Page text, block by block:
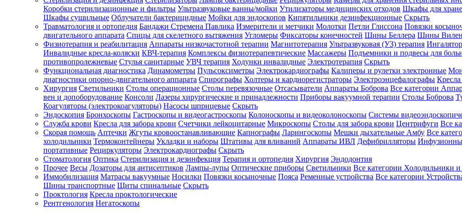
Зарегистрироваться
Зачем
регистрироваться?
Все
покупки
в
одном
месте
Личный
менеджер
Отслеживание
статуса
заказа
Коробки стерилизационные и фильтры Ультразвуковые ванны/мойки Утилизаторы медицинских отходов Шкафы для
Шкафы сушильные Облучатели бактерицидные Мойки для эндоскопов Кипятильники дезинфекционные Скрыть
Травматология и ортопедия Бандажи Стремена Павлика Измерители и метчики Молотки Петли Глиссона Повязки
двигательного аппарата Спицы для скелетного вытяжения Угломеры Фиксаторы конечностей Шины Беллера Шины
Физиотерапия и реабилитация Аппараты низкочастотной терапии Магнитотерапия Ультразвуковая (УЗ) терапия
Инвалидные кресла-коляски КВЧ-терапия Комплексы физиотерапевтические Массажеры Подъемники и подвесы для
противопролежневые Стулья санитарные УВЧ терапия Ходунки инвалидные Электротерапия Скрыть
Функциональная диагностика Динамометры Пульсоксиметры Электрокардиографы Калиперы и рулетки электронные
диагностики опорно-двигательного аппарата Спирографы Холтеры и кардиорегистраторы Электроэнцефалографы
Хирургия Светильники Столы операционные Столы перевязочные Отсасыватели Аппараты Боброва Все категории
вен и допоборудование Консоли Лазеры хирургические и принадлежности Приборы вакуумной терапии Столы Боброва
Коагуляторы (электрокоагуляторы) Насосы шприцевые Скрыть
Эндоскопия Бронхоскопы Гастроскопы и видеогастроскопы Колоноскопы и видеоколоноскопы Системы
Служба крови Кресла для забора крови Счетчики лейкоцитарные Микроскопы Столы для забора крови Центрифуги Все
Скорая помощь Аптечки Жгуты кровоостанавливающие Капнографы Ларингоскопы Мешки дыхательные Амбу Все
холодильники Термоконтейнеры Укладки и наборы Штативы для вливаний Аппараты ИВЛ Дефибрилляторы
портативные Рециркуляторы Электрокардиографы Скрыть
Стоматология Оптика Стерилизация и дезинфекция Терапия и ортопедия Хирургия Эндодонтия
Прочее Весы Дозаторы для антисептиков Лампы-лупы Оптические приборы Светильники Все категории Холодильники
Иммобилизация Матрасы вакуумные Носилки Повязки косыночные Пояса Ременные устройства Все категории
Шины транспортные Щиты спинальные Скрыть
Проктология Кресла проктологические
Рентгенология Негатоскопы